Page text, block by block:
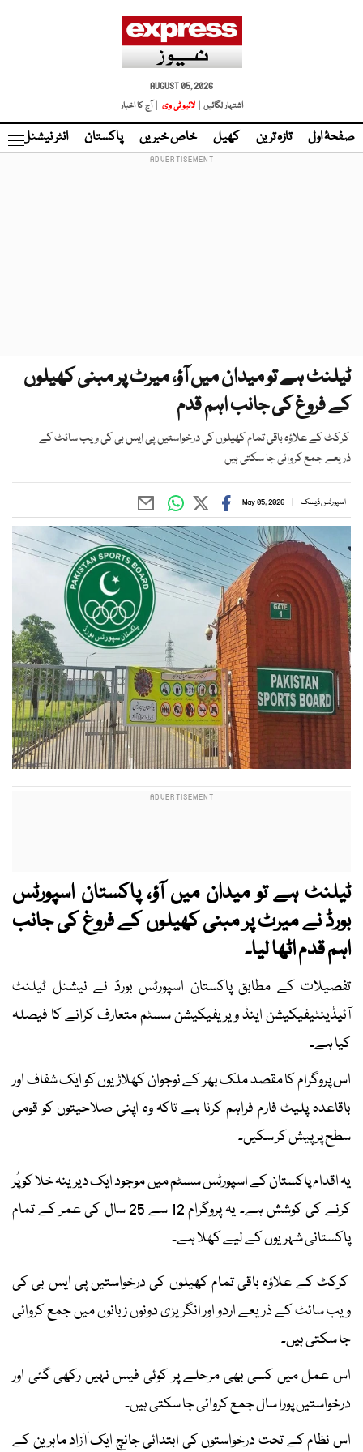
AUGUST 05, 2026
اشتہار لگائیں |
لائیو ٹی وی | آج کا اخبار
صفحۂ اول تازہ ترین کھیل خاص خبریں پاکستان انٹر نیشنل
ٹیلنٹ ہے تو میدان میں آؤ، میرٹ پر مبنی کھیلوں
کے فروغ کی جانب اہم قدم
کرکٹ کے علاؤہ باقی تمام کھیلوں کی درخواستیں پی ایس بی کی ویب سائٹ کے
ذریعے جمع کروائی جا سکتی ہیں
اسپورٹس ڈیسک May 05, 2026
ٹیلنٹ ہے تو میدان میں آؤ، پاکستان اسپورٹس
بورڈ نے میرٹ پر مبنی کھیلوں کے فروغ کی جانب
اہم قدم اٹھا لیا۔
تفصیلات کے مطابق پاکستان اسپورٹس بورڈ نے نیشنل ٹیلنٹ
آئیڈینٹیفیکیشن اینڈ ویریفیکیشن سسٹم متعارف کرانے کا فیصلہ
کیا ہے۔
اس پروگرام کا مقصد ملک بھر کے نوجوان کھلاڑیوں کو ایک شفاف اور
باقاعدہ پلیٹ فارم فراہم کرنا ہے تاکہ وہ اپنی صلاحیتوں کو قومی
سطح پر پیش کر سکیں۔
یہ اقدام پاکستان کے اسپورٹس سسٹم میں موجود ایک دیرینہ خلا کو پُر
کرنے کی کوشش ہے۔ یہ پروگرام 12 سے 25 سال کی عمر کے تمام
پاکستانی شہریوں کے لیے کھلا ہے۔
کرکٹ کے علاؤہ باقی تمام کھیلوں کی درخواستیں پی ایس بی کی
ویب سائٹ کے ذریعے اردو اور انگریزی دونوں زبانوں میں جمع کروائی
جا سکتی ہیں۔
اس عمل میں کسی بھی مرحلے پر کوئی فیس نہیں رکھی گئی اور
درخواستیں پورا سال جمع کروائی جا سکتی ہیں۔
اس نظام کے تحت درخواستوں کی ابتدائی جانچ ایک آزاد ماہرین کے